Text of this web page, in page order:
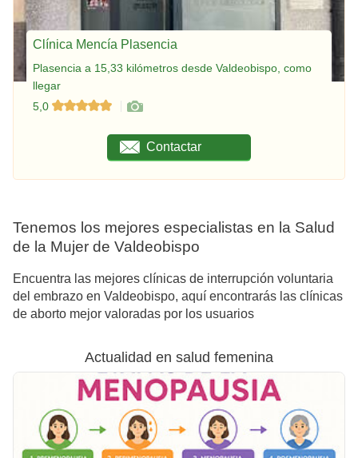
Clínica Mencía Plasencia
Plasencia a 15,33 kilómetros desde Valdeobispo, como
llegar
5,0
Contactar
Tenemos los mejores especialistas en la Salud
de la Mujer de Valdeobispo
Encuentra las mejores clínicas de interrupción voluntaria
del embrazo en Valdeobispo, aquí encontrarás las clínicas
de aborto mejor valoradas por los usuarios
Actualidad en salud femenina